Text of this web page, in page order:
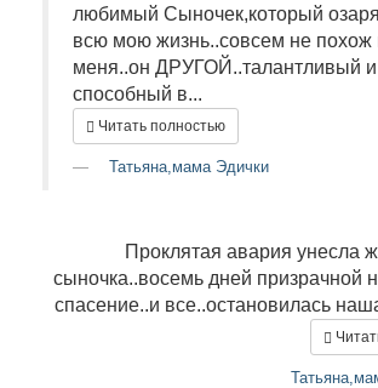
любимый Сыночек,который
всю мою жизнь..совсем не похож
меня..он ДРУГОЙ..талантливый и
способный в...
Читать полностью
Татьяна,мама Эдички
Проклятая авария унесла
сыночка..восемь дней призрачной
спасение..и все..остановилась